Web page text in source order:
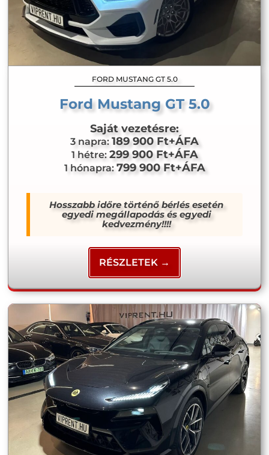
FORD MUSTANG GT 5.0
Ford Mustang GT 5.0
Saját vezetésre:
3 napra: 189 900 Ft+ÁFA
1 hétre: 299 900 Ft+ÁFA
1 hónapra: 799 900 Ft+ÁFA
Hosszabb időre történő bérlés esetén
egyedi megállapodás és egyedi
kedvezmény!!!!
RÉSZLETEK →